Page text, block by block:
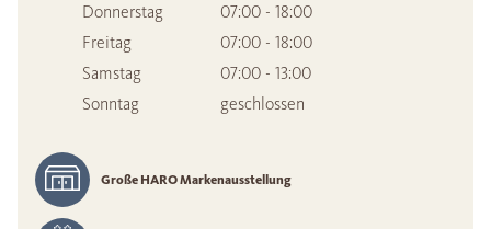
Donnerstag
07:00 - 18:00
Freitag
07:00 - 18:00
Samstag
07:00 - 13:00
Sonntag
geschlossen
Große HARO Markenausstellung